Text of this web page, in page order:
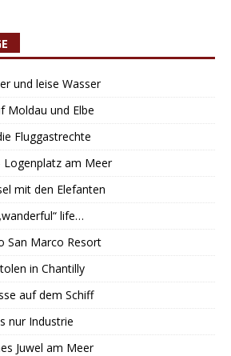
und leise Wasser
Moldau und Elbe
Fluggastrechte
Logenplatz am Meer
mit den Elefanten
life…
San Marco Resort
in Chantilly
auf dem Schiff
nur Industrie
Juwel am Meer